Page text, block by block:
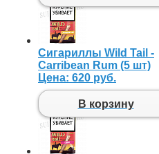
Сигариллы Wild Tail -
Carribean Rum (5 шт)
Цена: 620 руб.
В корзину